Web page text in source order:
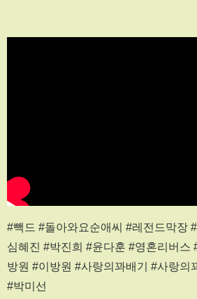
#빽드 #돌아와요순애씨 #레전드막장
심혜진 #박진희 #윤다훈 #영혼리버스
방원 #이방원 #사랑의꽈배기 #사랑의
#박미선